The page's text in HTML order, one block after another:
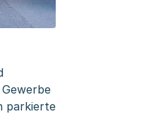
parkierte